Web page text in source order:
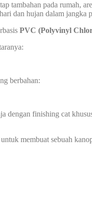
tambahan pada rumah,
dan hujan dalam jangka
PVC (Polyvinyl
berbahan:
dengan finishing cat
membuat sebuah